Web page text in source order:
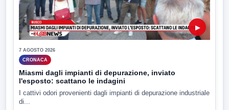
▶
7 AGOSTO 2026
CRONACA
Miasmi dagli impianti di depurazione, inviato
l'esposto: scattano le indagini
I cattivi odori provenienti dagli impianti di depurazione industriale
di...